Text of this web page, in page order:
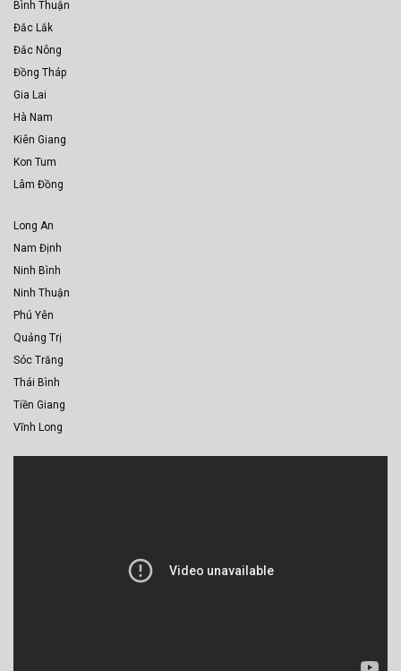
Bình Thuận
Đắc Lắk
Đắc Nông
Đồng Tháp
Gia Lai
Hà Nam
Kiên Giang
Kon Tum
Lâm Đồng
Long An
Nam Định
Ninh Bình
Ninh Thuận
Phú Yên
Quảng Trị
Sóc Trăng
Thái Bình
Tiền Giang
Vĩnh Long